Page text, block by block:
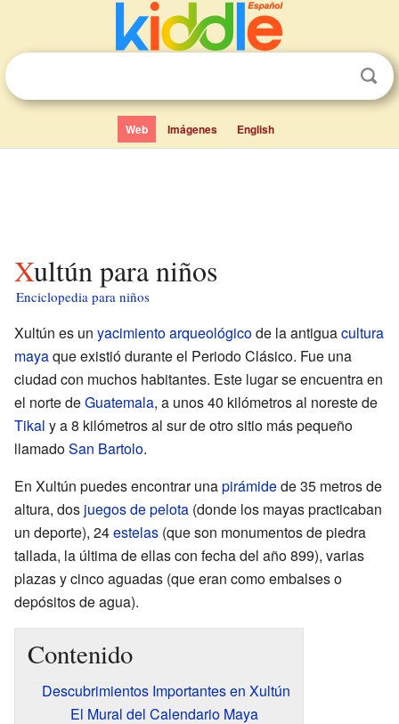
Web Imágenes English
Xultún para niños
Enciclopedia para niños
Xultún es un yacimiento arqueológicode la antiguacultura
mayaque existió durante el Periodo Clásico. Fue una
ciudad con muchos habitantes. Este lugar se encuentra en
el norte deGuatemala, a unos 40 kilómetros al noreste de
Tikal y a 8 kilómetros al sur de otro sitio más pequeño
llamadoSan Bartolo.
En Xultún puedes encontrar unapirámidede 35 metros de
altura, dos juegos de pelota (donde los mayas practicaban
un deporte), 24estelas (que son monumentos de piedra
tallada, la última de ellas con fecha del año 899), varias
plazas y cinco aguadas (que eran como embalses o
depósitos de agua).
Contenido
Descubrimientos Importantes en Xultún
El Mural del Calendario Maya